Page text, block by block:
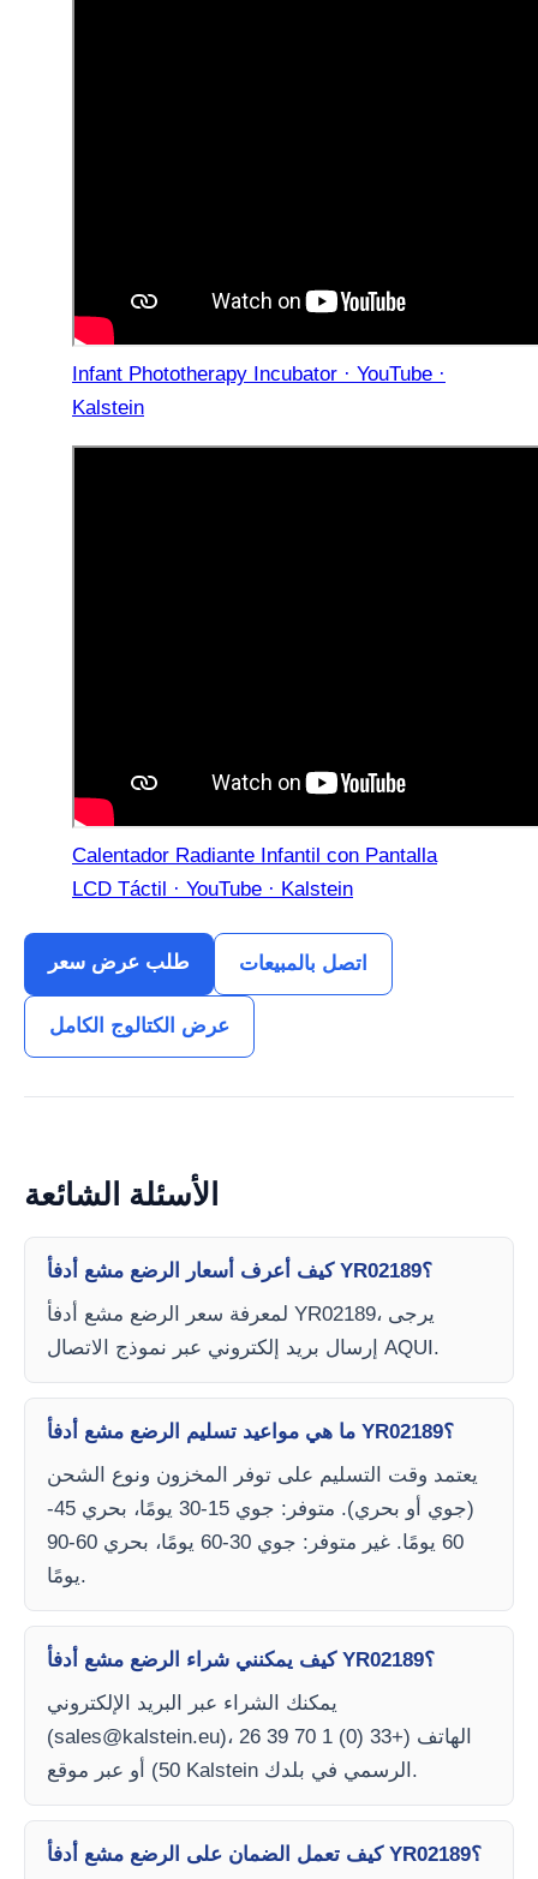
Infant Phototherapy Incubator · YouTube ·
Kalstein
Calentador Radiante Infantil con Pantalla
LCD Táctil · YouTube · Kalstein
طلب عرض سعر اتصل بالمبيعات
عرض الكتالوج الكامل
الأسئلة الشائعة
كيف أعرف أسعار الرضع مشع أدفأ YR02189؟
لمعرفة سعر الرضع مشع أدفأ YR02189، يرجى
إرسال بريد إلكتروني عبر نموذج الاتصال AQUI.
ما هي مواعيد تسليم الرضع مشع أدفأ YR02189؟
يعتمد وقت التسليم على توفر المخزون ونوع الشحن
(جوي أو بحري). متوفر: جوي 15-30 يومًا، بحري 45-
60 يومًا. غير متوفر: جوي 30-60 يومًا، بحري 60-90
يومًا.
كيف يمكنني شراء الرضع مشع أدفأ YR02189؟
يمكنك الشراء عبر البريد الإلكتروني
(sales@kalstein.eu)، الهاتف (+33 (0) 1 70 39 26
50) أو عبر موقع Kalstein الرسمي في بلدك.
كيف تعمل الضمان على الرضع مشع أدفأ YR02189؟